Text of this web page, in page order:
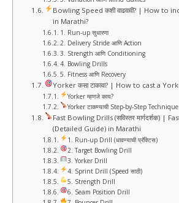
Bowling Speed कशी वाढवावी? | How to
in Marathi?
1. Run-up सुधारणा
2. Delivery Stride आणि Action
3. Strength आणि Conditioning
4. Bowling Drills
5. Fitness आणि Recovery
Yorker कसा टाकावा? | How to cast a
Yorker म्हणजे काय?
Yorker टाकण्याची Step-by-Step Technique
Fast Bowling Drills (सविस्तर मार्गदर्शक) |
(Detailed Guide) in Marathi
1. Run-up Drill (धावण्याची प्रॅक्टिस)
2. Target Bowling Drill
3. Yorker Drill
4. Sprint Drill (Speed साठी)
5. Strength Drill
6. Seam Position Drill